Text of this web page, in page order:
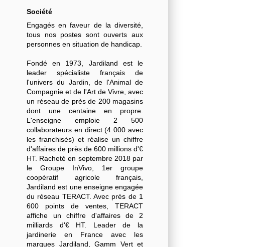
Société
Engagés en faveur de la diversité,
tous nos postes sont ouverts aux
personnes en situation de handicap.
Fondé en 1973, Jardiland est le
leader spécialiste français de
l'univers du Jardin, de l'Animal de
Compagnie et de l'Art de Vivre, avec
un réseau de près de 200 magasins
dont une centaine en propre.
L'enseigne emploie 2 500
collaborateurs en direct (4 000 avec
les franchisés) et réalise un chiffre
d'affaires de près de 600 millions d'€
HT. Racheté en septembre 2018 par
le Groupe InVivo, 1er groupe
coopératif agricole français,
Jardiland est une enseigne engagée
du réseau TERACT. Avec près de 1
600 points de ventes, TERACT
affiche un chiffre d'affaires de 2
milliards d'€ HT. Leader de la
jardinerie en France avec les
marques Jardiland, Gamm Vert et